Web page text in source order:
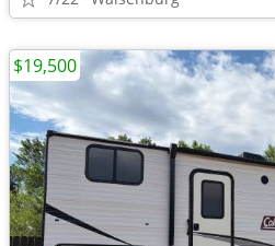
$19,500